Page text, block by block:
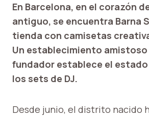
En Barcelona, ​​en el corazón
antiguo, se encuentra Barna
tienda con camisetas
Un establecimiento amistoso
fundador establece el
los sets de DJ.
Desde junio, el distrito nacido